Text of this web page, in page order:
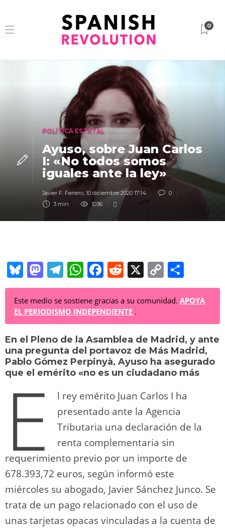
0
POLÍTICA ESTATAL
Ayuso, sobre Juan Carlos
I: «No todos somos
iguales ante la ley»
Javier F. Ferrero, 10 diciembre 2020 17:14
0
3 min
1036
Bl
u
e
sk
y
M
a
st
o
d
o
n
T
el
e
gr
a
m
W
h
at
s
A
p
p
F
a
c
e
b
o
o
k
R
e
d
di
t
X
C
o
p
y
Li
n
k
o
m
p
ar
tir
Este medio se sostiene gracias a su comunidad. APOYA
EL PERIODISMO INDEPENDIENTE .
En el Pleno de la Asamblea de Madrid, y ante
una pregunta del portavoz de Más Madrid,
Pablo Gómez Perpinyà, Ayuso ha asegurado
que el emérito «no es un ciudadano más
E
l rey emérito Juan Carlos I ha
presentado ante la Agencia
Tributaria una declaración de la
renta complementaria sin
requerimiento previo por un importe de
678.393,72 euros, según informó este
miércoles su abogado, Javier Sánchez Junco. Se
trata de un pago relacionado con el uso de
unas tarjetas opacas vinculadas a la cuenta de